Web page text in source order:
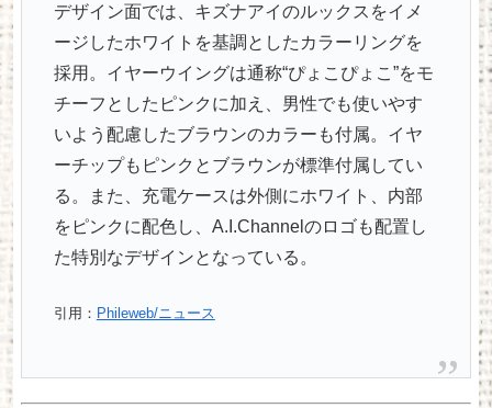
デザイン面では、キズナアイのルックスをイメ
ージしたホワイトを基調としたカラーリングを
採用。イヤーウイングは通称“ぴょこぴょこ”をモ
チーフとしたピンクに加え、男性でも使いやす
いよう配慮したブラウンのカラーも付属。イヤ
ーチップもピンクとブラウンが標準付属してい
る。また、充電ケースは外側にホワイト、内部
をピンクに配色し、A.I.Channelのロゴも配置し
た特別なデザインとなっている。
引用： Phileweb/ニュース